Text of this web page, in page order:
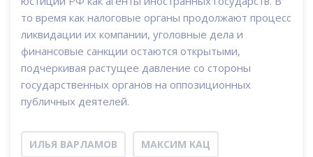
то время как налоговые органы продолжают процесс
ликвидации их компании, уголовные дела и
финансовые санкции остаются открытыми,
подчеркивая растущее давление со стороны
государственных органов на оппозиционных
публичных деятелей.
ИЛЬЯ ВАРЛАМОВ
МАКСИМ КАЦ